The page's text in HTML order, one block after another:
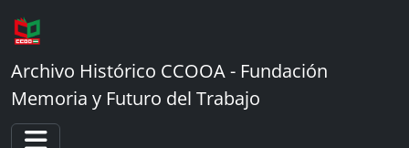
Skip to main content
Archivo Histórico CCOOA - Fundación
Memoria y Futuro del Trabajo